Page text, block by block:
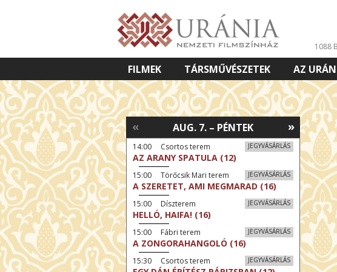
1088
FILMEK TÁRSMŰVÉSZETEK AZ
VETÍTETT KÉPES ELŐADÁSOK
»
AUG. 7. – PÉNTEK
«
JEGYVÁSÁRLÁS
14:00 Csortos terem
AZ ARANY SPATULA (12)
JEGYVÁSÁRLÁS
15:00 Törőcsik Mari terem
A SZERETET, AMI MEGMARAD (16)
JEGYVÁSÁRLÁS
15:00 Díszterem
HELLÓ, HAIFA! (16)
JEGYVÁSÁRLÁS
15:00 Fábri terem
A ZONGORAHANGOLÓ (16)
JEGYVÁSÁRLÁS
15:30 Csortos terem